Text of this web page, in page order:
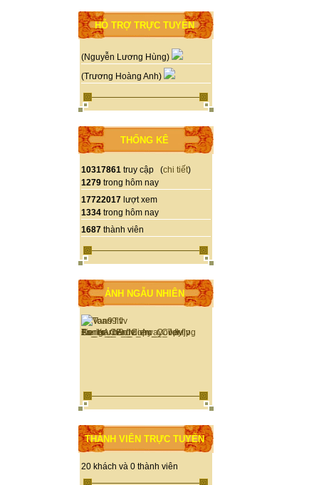
HỖ TRỢ TRỰC TUYẾN
(Nguyễn Lương Hùng)
(Trương Hoàng Anh)
THỐNG KÊ
10317861 truy cập (chi tiết)
1279 trong hôm nay
17722017 lượt xem
1334 trong hôm nay
1687 thành viên
ẢNH NGẪU NHIÊN
THÀNH VIÊN TRỰC TUYẾN
20 khách và 0 thành viên